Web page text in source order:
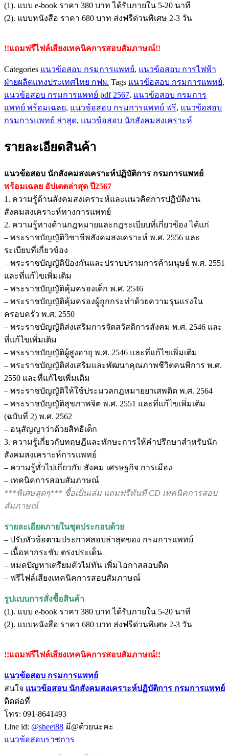
(1). แบบ e-book ราคา 380 บาท ได้รับภายใน 5-20 นาที
(2). แบบหนังสือ ราคา 680 บาท ส่งฟรีด่วนพิเศษ 2-3 วัน
!!แถมฟรีไฟล์เสียงเทคนิคการสอบสัมภาษณ์!!
Categories แนวข้อสอบ กรมการแพทย์, แนวข้อสอบ การไฟฟ้า
ฝ่ายผลิตแหงประเทศไทย กฟผ. Tags แนวข้อสอบ กรมการแพทย์,
แนวข้อสอบ กรมการแพทย์ pdf 2567, แนวข้อสอบ กรมการ
แพทย์ พร้อมเฉลย, แนวข้อสอบ กรมการแพทย์ ฟรี, แนวข้อสอบ
กรมการแพทย์ ล่าสุด, แนวข้อสอบ นักสังคมสงเคราะห์
รายละเอียดสินค้า
แนวข้อสอบ นักสังคมสงเคราะห์ปฏิบัติการ กรมการแพทย์
พร้อมเฉลย อัปเดตล่าสุด ปี2567
1. ความรู้ด้านสังคมสงเคราะห์และแนวคิดการปฏิบัติงาน
สังคมสงเคราะห์ทางการแพทย์
2. ความรู้ทางด้านกฎหมายและกฎระเบียบที่เกี่ยวข้อง ได้แก่
– พระราชบัญญัติวิชาชีพสังคมสงเคราะห์ พ.ศ. 2556 และ
ระเบียบที่เกี่ยวข้อง
– พระราชบัญญัติป้องกันและปราบปรามการค้ามนุษย์ พ.ศ. 2551
และที่แก้ไขเพิ่มเติม
– พระราชบัญญัติคุ้มครองเด็ก พ.ศ. 2546
– พระราชบัญญัติคุ้มครองผู้ถูกกระทำด้วยความรุนแรงใน
ครอบครัว พ.ศ. 2550
– พระราชบัญญัติส่งเสริมการจัดสวัสดิการสังคม พ.ศ. 2546 และ
ที่แก้ไขเพิ่มเติม
– พระราชบัญญัติผู้สูงอายุ พ.ศ. 2546 และที่แก้ไขเพิ่มเติม
– พระราชบัญญัติส่งเสริมและพัฒนาคุณภาพชีวิตคนพิการ พ.ศ.
2550 และที่แก้ไขเพิ่มเติม
– พระราชบัญญัติให้ใช้ประมวลกฎหมายยาเสพติด พ.ศ. 2564
– พระราชบัญญัติสุขภาพจิต พ.ศ. 2551 และที่แก้ไขเพิ่มเติม
(ฉบับที่ 2) พ.ศ. 2562
– อนุสัญญาว่าด้วยสิทธิเด็ก
3. ความรู้เกี่ยวกับทฤษฎีและทักษะการให้คำปรึกษาสำหรับนัก
สังคมสงเคราะห์การแพทย์
– ความรู้ทั่วไปเกี่ยวกับ สังคม เศรษฐกิจ การเมือง
– เทคนิคการสอบสัมภาษณ์
***พิเศษสุดๆ*** ชื้อเป็นเล่ม แถมฟรีทันที CD เทคนิคการสอบ
สัมภาษณ์
รายละเอียดภายในชุดประกอบด้วย
– ปรับหัวข้อตามประกาศสอบล่าสุดของ กรมการแพทย์
– เนื้อหากระชับ ตรงประเด็น
– หมดปัญหาเตรียมตัวไม่ทัน เพิ่มโอกาสสอบติด
– ฟรีไฟล์เสียงเทคนิคการสอบสัมภาษณ์
รูปแบบการสั่งชื้อสินค้า
(1). แบบ e-book ราคา 380 บาท ได้รับภายใน 5-20 นาที
(2). แบบหนังสือ ราคา 680 บาท ส่งฟรีด่วนพิเศษ 2-3 วัน
!!แถมฟรีไฟล์เสียงเทคนิคการสอบสัมภาษณ์!!
แนวข้อสอบ กรมการแพทย์
สนใจ แนวข้อสอบ นักสังคมสงเคราะห์ปฏิบัติการ กรมการแพทย์
ติดต่อที่
โทร: 091-8641493
Line id: @sheet88 มี@ด้วยนะคะ
แนวข้อสอบราชการ